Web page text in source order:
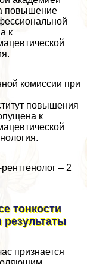
повышение
к
комиссии при
повышения
к
– 2
тонкости
результаты
признается